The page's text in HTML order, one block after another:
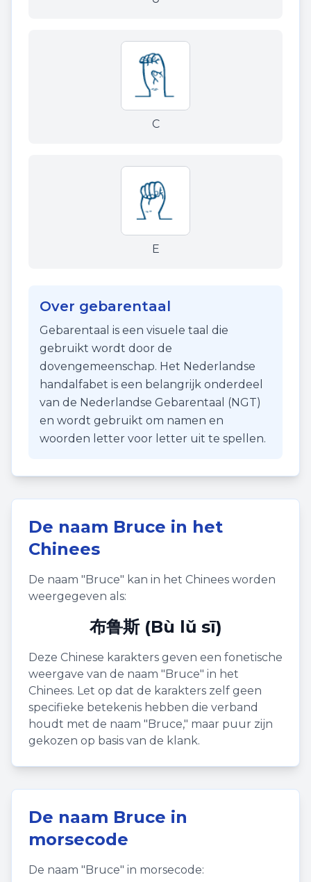
C
E
Over gebarentaal
Gebarentaal is een visuele taal die
gebruikt wordt door de
dovengemeenschap. Het Nederlandse
handalfabet is een belangrijk onderdeel
van de Nederlandse Gebarentaal (NGT)
en wordt gebruikt om namen en
woorden letter voor letter uit te spellen.
De naam Bruce in het
Chinees
De naam "Bruce" kan in het Chinees worden
weergegeven als:
布鲁斯 (Bù lǔ sī)
Deze Chinese karakters geven een fonetische
weergave van de naam "Bruce" in het
Chinees. Let op dat de karakters zelf geen
specifieke betekenis hebben die verband
houdt met de naam "Bruce," maar puur zijn
gekozen op basis van de klank.
De naam Bruce in
morsecode
De naam "Bruce" in morsecode: